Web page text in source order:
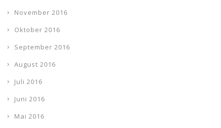
November 2016
Oktober 2016
September 2016
August 2016
Juli 2016
Juni 2016
Mai 2016